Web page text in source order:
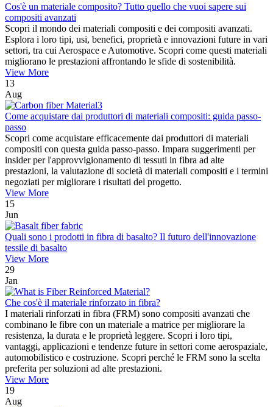
Cos'è un materiale composito? Tutto quello che vuoi sapere sui
compositi avanzati
Scopri il mondo dei materiali compositi e dei compositi avanzati.
Esplora i loro tipi, usi, benefici, proprietà e innovazioni future in vari
settori, tra cui Aerospace e Automotive. Scopri come questi materiali
migliorano le prestazioni affrontando le sfide di sostenibilità.
View More
13
Aug
Come acquistare dai produttori di materiali compositi: guida passo-
passo
Scopri come acquistare efficacemente dai produttori di materiali
compositi con questa guida passo-passo. Impara suggerimenti per
insider per l'approvvigionamento di tessuti in fibra ad alte
prestazioni, la valutazione di società di materiali compositi e i termini
negoziati per migliorare i risultati del progetto.
View More
15
Jun
Quali sono i prodotti in fibra di basalto? Il futuro dell'innovazione
tessile di basalto
View More
29
Jan
Che cos'è il materiale rinforzato in fibra?
I materiali rinforzati in fibra (FRM) sono compositi avanzati che
combinano le fibre con un materiale a matrice per migliorare la
resistenza, la durata e le proprietà leggere. Scopri i loro tipi,
vantaggi, applicazioni e tendenze future in settori come aerospaziale,
automobilistico e costruzione. Scopri perché le FRM sono la scelta
preferita per soluzioni ad alte prestazioni.
View More
19
Aug